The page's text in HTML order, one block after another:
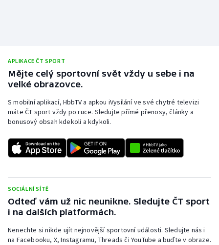
APLIKACE ČT SPORT
Mějte celý sportovní svět vždy u sebe i na
velké obrazovce.
S mobilní aplikací, HbbTV a apkou iVysílání ve své chytré televizi
máte ČT sport vždy po ruce. Sledujte přímé přenosy, články a
bonusový obsah kdekoli a kdykoli.
SOCIÁLNÍ SÍTĚ
Odteď vám už nic neunikne. Sledujte ČT sport
i na dalších platformách.
Nenechte si nikde ujít nejnovější sportovní události. Sledujte nás i
na Facebooku, X, Instagramu, Threads či YouTube a buďte v obraze.